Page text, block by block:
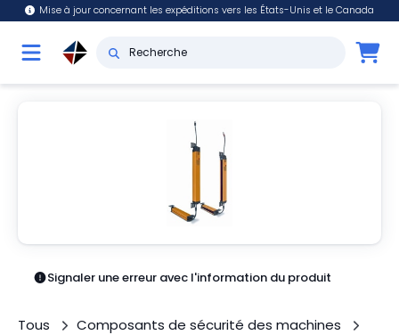
Mise à jour concernant les expéditions vers les États-Unis et le Canada
Signaler une erreur avec l'information du produit
Tous
Composants de sécurité des machines